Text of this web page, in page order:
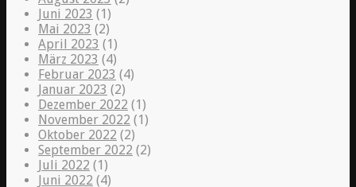
Juni 2023 (1)
Mai 2023 (2)
April 2023 (1)
März 2023 (4)
Februar 2023 (4)
Januar 2023 (2)
Dezember 2022 (1)
November 2022 (1)
Oktober 2022 (2)
September 2022 (2)
Juli 2022 (1)
Juni 2022 (4)